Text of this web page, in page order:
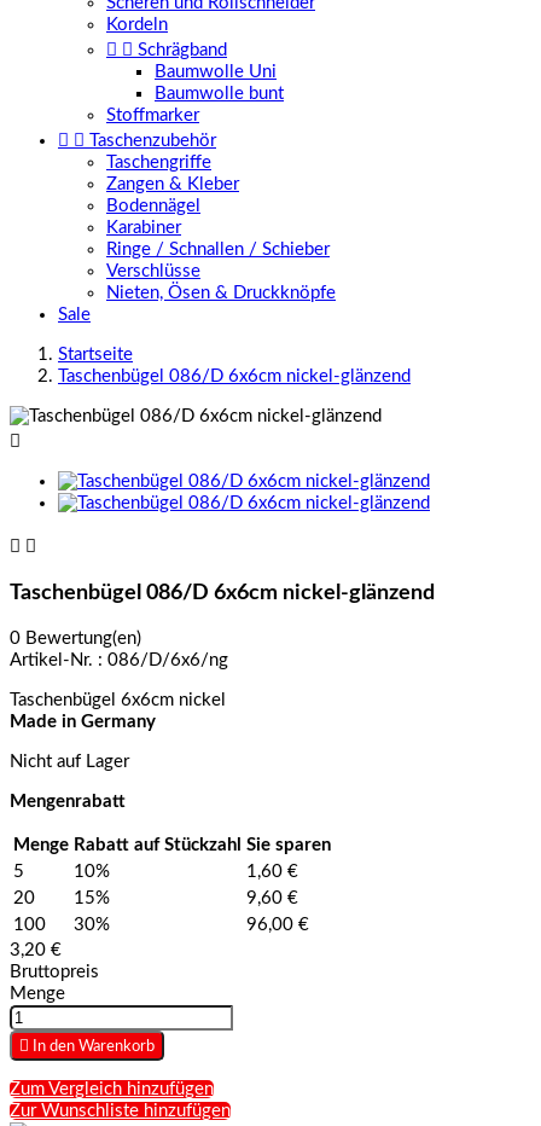
Kordeln
  Schrägband
Baumwolle Uni
Baumwolle bunt
Stoffmarker
 
Taschenzubehör
Taschengriffe
Zangen & Kleber
Bodennägel
Karabiner
Ringe / Schnallen / Schieber
Verschlüsse
Nieten, Ösen & Druckknöpfe
Sale
Startseite
Taschenbügel 086/D 6x6cm nickel-glänzend

 
Taschenbügel 086/D 6x6cm nickel-glänzend
0 Bewertung(en)
Artikel-Nr. : 086/D/6x6/ng
Taschenbügel 6x6cm nickel
Made in Germany
Nicht auf Lager
Mengenrabatt
Menge Rabatt auf Stückzahl Sie sparen
5
10%
1,60 €
20
15%
9,60 €
100
30%
96,00 €
3,20 €
Bruttopreis
Menge
 In den Warenkorb
Zum Vergleich hinzufügen
Zur Wunschliste hinzufügen